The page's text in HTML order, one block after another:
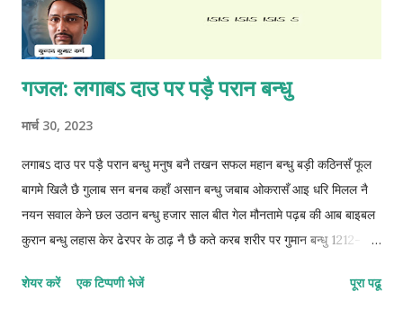
गजल: लगाबऽ दाउ पर पड़ै परान बन्धु
मार्च 30, 2023
लगाबऽ दाउ पर पड़ै परान बन्धु मनुष बनै तखन सफल महान बन्धु बड़ी कठिनसँ फूल
बागमे खिलै छै गुलाब सन बनब कहाँ असान बन्धु जबाब ओकरासँ आइ धरि मिलल नै
नयन सवाल केने छल उठान बन्धु हजार साल बीत गेल मौनतामे पढ़ब की आब बाइबल
कुरान बन्धु लहास केर ढेरपर के ठाढ़ नै छै कते करब शरीर पर गुमान बन्धु 1212-
शेयर करें एक टिप्पणी भेजें पूरा पढू